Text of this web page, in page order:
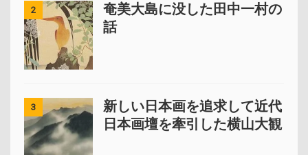
2
奄美大島に没した田中一村の
話
3
新しい日本画を追求して近代
日本画壇を牽引した横山大観